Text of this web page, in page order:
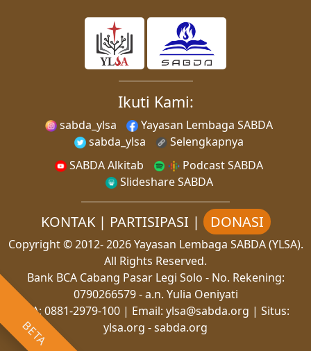
BETA
Ikuti Kami:
sabda_ylsa
Yayasan Lembaga SABDA
sabda_ylsa
Selengkapnya
SABDA Alkitab
Podcast SABDA
Slideshare SABDA
KONTAK| PARTISIPASI | DONASI
Copyright© 2012-2026Yayasan Lembaga SABDA (YLSA).
All Rights Reserved.
Bank BCA Cabang Pasar Legi Solo - No. Rekening:
0790266579 - a.n. Yulia Oeniyati
WA: 0881-2979-100| Email: ylsa@sabda.org | Situs:
ylsa.org -sabda.org